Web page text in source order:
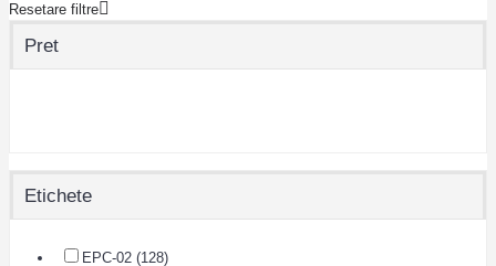
Resetare filtre
Pret
Etichete
EPC-02 (128)